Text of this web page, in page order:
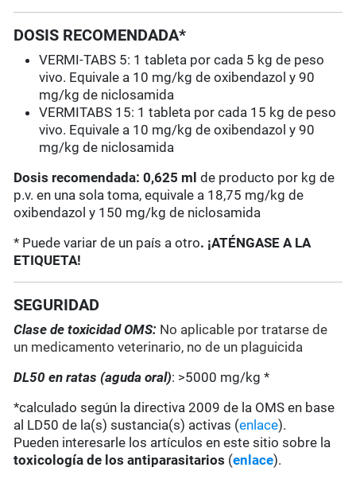
DOSIS RECOMENDADA*
VERMI-TABS 5: 1 tableta por cada 5 kg de peso
vivo. Equivale a 10 mg/kg de oxibendazol y 90
mg/kg de niclosamida
VERMITABS 15: 1 tableta por cada 15 kg de peso
vivo. Equivale a 10 mg/kg de oxibendazol y 90
mg/kg de niclosamida
Dosis recomendada: 0,625 mlde producto por kg de
p.v. en una sola toma, equivale a 18,75 mg/kg de
oxibendazol y 150 mg/kg de niclosamida
* Puede variar de un país a otro. ¡ATÉNGASE A LA
ETIQUETA!
SEGURIDAD
Clase de toxicidad OMS: No aplicable por tratarse de
un medicamento veterinario, no de un plaguicida
DL50 en ratas (aguda oral): >5000 mg/kg *
*calculado según la directiva 2009 de la OMS en base
al LD50 de la(s) sustancia(s) activas (enlace).
Pueden interesarle los artículos en este sitio sobre la
toxicología de los antiparasitarios (enlace).